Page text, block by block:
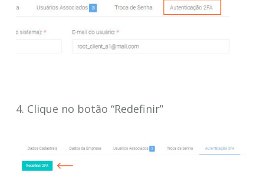
4. Clique no botão “Redefinir”